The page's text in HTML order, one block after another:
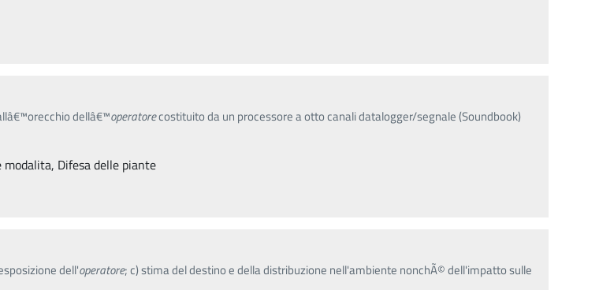
dellâ€™operatorecostituito da un processore a otto canali datalogger/segnale (Soundbook)
Difesa delle piante
dell'operatore; c) stima del destino e della distribuzione nell'ambiente nonchÃ© dell'impatto sulle